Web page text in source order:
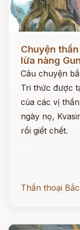
Chuyện
lừa nàng
Câu chuyện
Tri thức được
của các vị
ngày nọ,
rồi giết chết.
Thần thoại